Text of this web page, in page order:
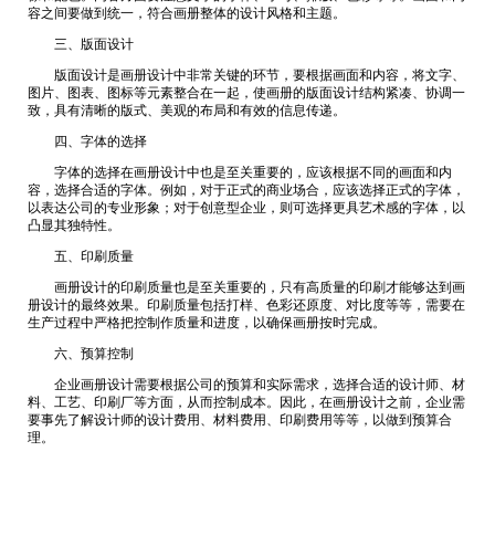
容之间要做到统一，符合画册整体的设计风格和主题。
三、版面设计
版面设计是画册设计中非常关键的环节，要根据画面和内容，将文字、
图片、图表、图标等元素整合在一起，使画册的版面设计结构紧凑、协调一
致，具有清晰的版式、美观的布局和有效的信息传递。
四、字体的选择
字体的选择在画册设计中也是至关重要的，应该根据不同的画面和内
容，选择合适的字体。例如，对于正式的商业场合，应该选择正式的字体，
以表达公司的专业形象；对于创意型企业，则可选择更具艺术感的字体，以
凸显其独特性。
五、印刷质量
画册设计的印刷质量也是至关重要的，只有高质量的印刷才能够达到画
册设计的最终效果。印刷质量包括打样、色彩还原度、对比度等等，需要在
生产过程中严格把控制作质量和进度，以确保画册按时完成。
六、预算控制
企业画册设计需要根据公司的预算和实际需求，选择合适的设计师、材
料、工艺、印刷厂等方面，从而控制成本。因此，在画册设计之前，企业需
要事先了解设计师的设计费用、材料费用、印刷费用等等，以做到预算合
理。